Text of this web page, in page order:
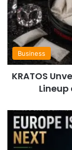
Business
KRATOS